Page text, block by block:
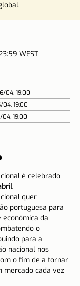
WEST
04, 19:00
04, 19:00
04, 19:00
é celebrado
.
quer
portuguesa para
económica da
o
para a
nacional nos
o fim de a tornar
mercado cada vez